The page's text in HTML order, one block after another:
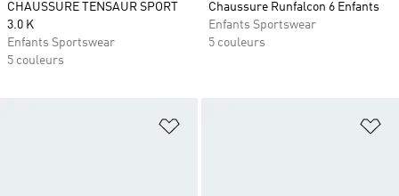
CHAUSSURE TENSAUR SPORT
3.0 K
Enfants Sportswear
5 couleurs
Chaussure Runfalcon 6 Enfants
Enfants Sportswear
5 couleurs
Ajouter à la Liste de produits